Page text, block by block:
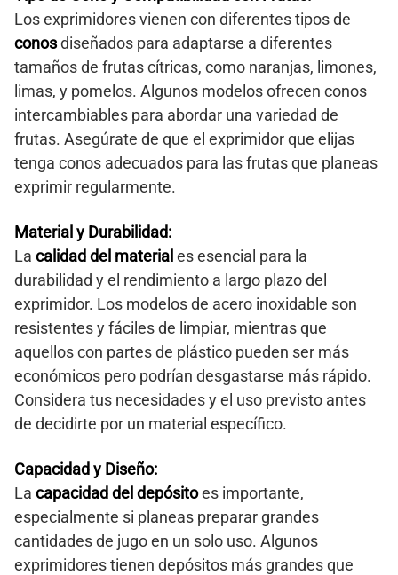
Los exprimidores vienen con diferentes tipos de
conosdiseñados para adaptarse a diferentes
tamaños de frutas cítricas, como naranjas, limones,
limas, y pomelos. Algunos modelos ofrecen conos
intercambiables para abordar una variedad de
frutas. Asegúrate de que el exprimidor que elijas
tenga conos adecuados para las frutas que planeas
exprimir regularmente.
Material y Durabilidad:
La calidad del materiales esencial para la
durabilidad y el rendimiento a largo plazo del
exprimidor. Los modelos de acero inoxidable son
resistentes y fáciles de limpiar, mientras que
aquellos con partes de plástico pueden ser más
económicos pero podrían desgastarse más rápido.
Considera tus necesidades y el uso previsto antes
de decidirte por un material específico.
Capacidad y Diseño:
La capacidad del depósitoes importante,
especialmente si planeas preparar grandes
cantidades de jugo en un solo uso. Algunos
exprimidores tienen depósitos más grandes que